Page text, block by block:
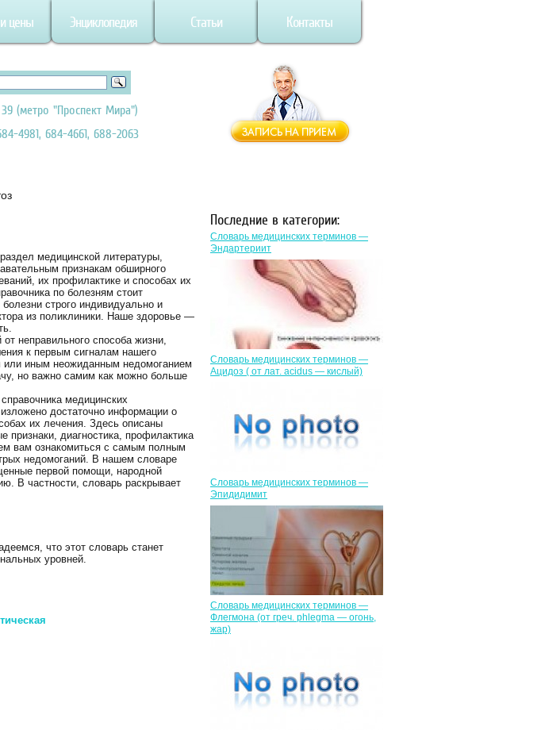
цены Энциклопедия Статьи Контакты
(метро "Проспект Мира")
4981, 684-4661, 688-2063
медицинской литературы,
признакам обширного
их профилактике и способах их
по болезням стоит
строго индивидуально и
из поликлиники. Наше здоровье —
неправильного способа жизни,
к первым сигналам нашего
или иным неожиданным недомоганием
но важно самим как можно больше
медицинских
достаточно информации о
их лечения. Здесь описаны
признаки, диагностика, профилактика
вам ознакомиться с самым полным
недомоганий. В нашем словаре
первой помощи, народной
В частности, словарь раскрывает
что этот словарь станет
уровней.
Последние в категории:
Словарь медицинских терминов —
Эндартериит
Словарь медицинских терминов —
Ацидоз ( от лат. асidus — кислый)
Словарь медицинских терминов —
Эпидидимит
Словарь медицинских терминов —
Флегмона (от гpeч. phlegma — огонь,
жар)